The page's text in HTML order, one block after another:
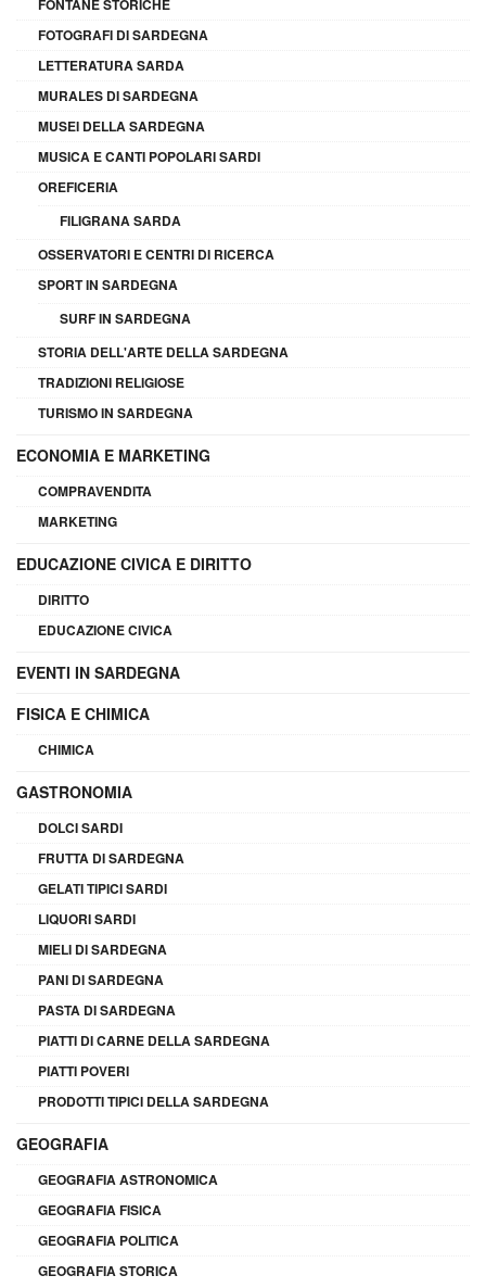
FONTANE STORICHE
FOTOGRAFI DI SARDEGNA
LETTERATURA SARDA
MURALES DI SARDEGNA
MUSEI DELLA SARDEGNA
MUSICA E CANTI POPOLARI SARDI
OREFICERIA
FILIGRANA SARDA
OSSERVATORI E CENTRI DI RICERCA
SPORT IN SARDEGNA
SURF IN SARDEGNA
STORIA DELL'ARTE DELLA SARDEGNA
TRADIZIONI RELIGIOSE
TURISMO IN SARDEGNA
ECONOMIA E MARKETING
COMPRAVENDITA
MARKETING
EDUCAZIONE CIVICA E DIRITTO
DIRITTO
EDUCAZIONE CIVICA
EVENTI IN SARDEGNA
FISICA E CHIMICA
CHIMICA
GASTRONOMIA
DOLCI SARDI
FRUTTA DI SARDEGNA
GELATI TIPICI SARDI
LIQUORI SARDI
MIELI DI SARDEGNA
PANI DI SARDEGNA
PASTA DI SARDEGNA
PIATTI DI CARNE DELLA SARDEGNA
PIATTI POVERI
PRODOTTI TIPICI DELLA SARDEGNA
GEOGRAFIA
GEOGRAFIA ASTRONOMICA
GEOGRAFIA FISICA
GEOGRAFIA POLITICA
GEOGRAFIA STORICA